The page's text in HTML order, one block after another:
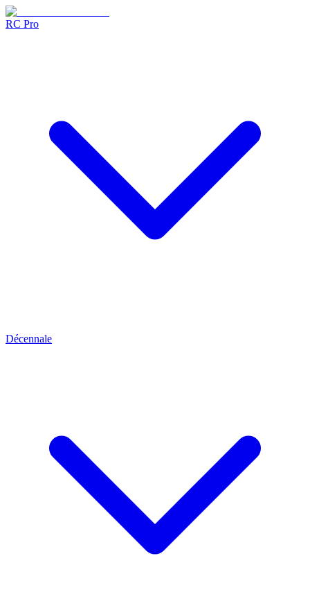
RC Pro
Décennale